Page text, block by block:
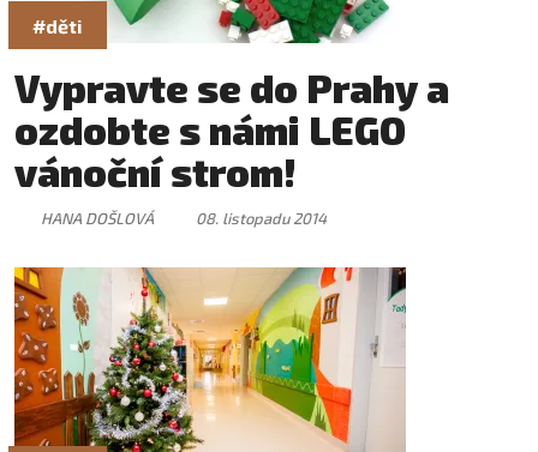
#děti
Vypravte se do Prahy a
ozdobte s námi LEGO
vánoční strom!
HANA DOŠLOVÁ 08. listopadu 2014